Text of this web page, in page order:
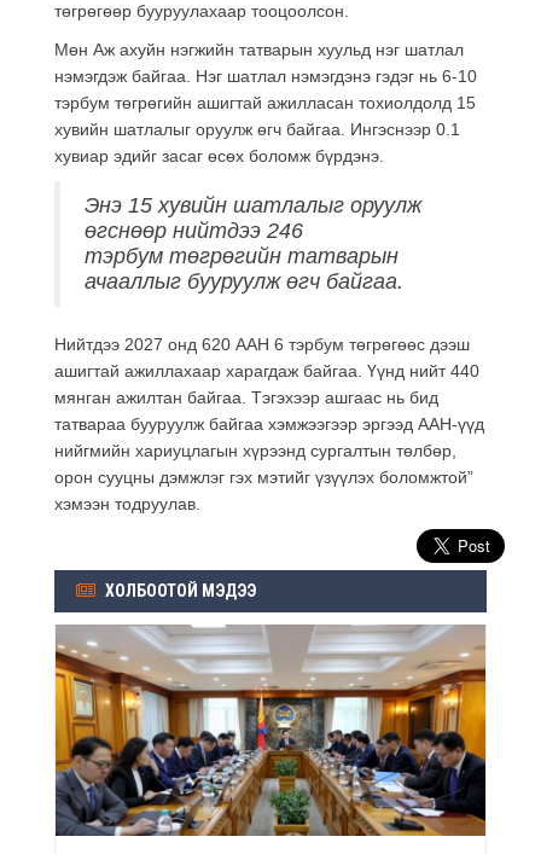
төгрөгөөр бууруулахаар тооцоолсон.
Мөн Аж ахуйн нэгжийн татварын хуульд нэг шатлал
нэмэгдэж байгаа. Нэг шатлал нэмэгдэнэ гэдэг нь 6-10
тэрбум төгрөгийн ашигтай ажилласан тохиолдолд 15
хувийн шатлалыг оруулж өгч байгаа. Ингэснээр 0.1
хувиар эдийг засаг өсөх боломж бүрдэнэ.
Энэ 15 хувийн шатлалыг оруулж
өгснөөр нийтдээ 246
тэрбум төгрөгийн татварын
ачааллыг бууруулж өгч байгаа.
Нийтдээ 2027 онд 620 ААН 6 тэрбум төгрөгөөс дээш
ашигтай ажиллахаар харагдаж байгаа. Үүнд нийт 440
мянган ажилтан байгаа. Тэгэхээр ашгаас нь бид
татвараа бууруулж байгаа хэмжээгээр эргээд ААН-үүд
нийгмийн хариуцлагын хүрээнд сургалтын төлбөр,
орон сууцны дэмжлэг гэх мэтийг үзүүлэх боломжтой”
хэмээн тодруулав.
ХОЛБООТОЙ МЭДЭЭ